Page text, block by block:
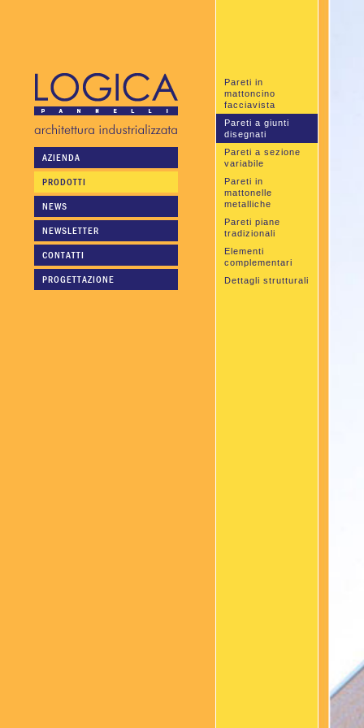
AZIENDA
PRODOTTI
NEWS
NEWSLETTER
CONTATTI
PROGETTAZIONE
Pareti in
mattoncino
facciavista
Pareti a giunti
disegnati
Pareti a sezione
variabile
Pareti in
mattonelle
metalliche
Pareti piane
tradizionali
Elementi
complementari
Dettagli strutturali